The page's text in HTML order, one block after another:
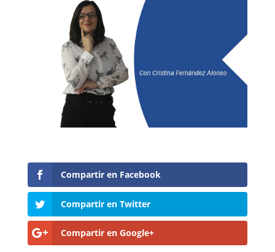
Compartir en Facebook
Compartir en Twitter
Compartir en Google+